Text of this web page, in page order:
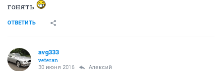
гонять
ОТВЕТИТЬ
avg333
veteran
30 июня 2016 Алексий